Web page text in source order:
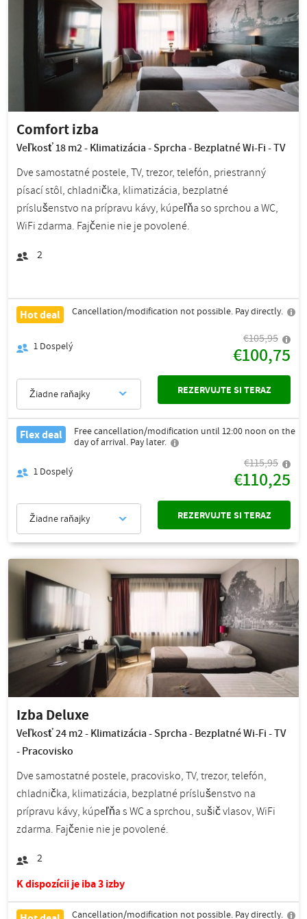
Comfort izba
Veľkosť 18 m2 - Klimatizácia - Sprcha - Bezplatné Wi-Fi - TV
Dve samostatné postele, TV, trezor, telefón, priestranný
písací stôl, chladnička, klimatizácia, bezplatné
príslušenstvo na prípravu kávy, kúpeľňa so sprchou a WC,
WiFi zdarma. Fajčenie nie je povolené.
2
Hot deal Cancellation/modification not possible. Pay directly.
1 Dospelý
€105,95
€100,75
Žiadne raňajky REZERVUJTE SI TERAZ
Flex deal
Free cancellation/modification until 12:00 noon on the
day of arrival. Pay later.
1 Dospelý
€115,95
€110,25
Žiadne raňajky REZERVUJTE SI TERAZ
Izba Deluxe
Veľkosť 24 m2 - Klimatizácia - Sprcha - Bezplatné Wi-Fi - TV
- Pracovisko
Dve samostatné postele, pracovisko, TV, trezor, telefón,
chladnička, klimatizácia, bezplatné príslušenstvo na
prípravu kávy, kúpeľňa s WC a sprchou, sušič vlasov, WiFi
zdarma. Fajčenie nie je povolené.
2
K dispozícii je iba 3 izby
Cancellation/modification not possible. Pay directly.